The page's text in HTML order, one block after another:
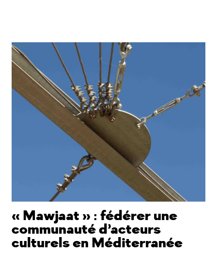
« Mawjaat » : fédérer une
communauté d’acteurs
culturels en Méditerranée